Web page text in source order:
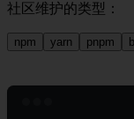
社区维护的类型：
npm yarn pnpm